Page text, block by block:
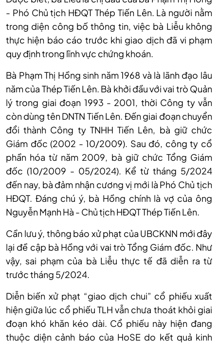
- Phó Chủ tịch HĐQT Thép Tiến Lên. Là người nằm
trong diện công bố thông tin, việc bà Liễu không
thực hiện báo cáo trước khi giao dịch đã vi phạm
quy định trong lĩnh vực chứng khoán.
Bà Phạm Thị Hồng sinh năm 1968 và là lãnh đạo lâu
năm của Thép Tiến Lên. Bà khởi đầu với vai trò Quản
lý trong giai đoạn 1993 - 2001, thời Công ty vẫn
còn dùng tên DNTN Tiến Lên. Đến giai đoạn chuyển
đổi thành Công ty TNHH Tiến Lên, bà giữ chức
Giám đốc (2002 - 10/2009). Sau đó, côngty cổ
phần hóa từ năm 2009, bà giữ chức Tổng Giám
đốc (10/2009 - 05/2024). Kể từ tháng 5/2024
đến nay, bà đảm nhận cương vị mới là Phó Chủ tịch
HĐQT. Đáng chú ý, bà Hồng chính là vợ của ông
Nguyễn Mạnh Hà - Chủ tịch HĐQT Thép Tiến Lên.
Cần lưu ý, thông báo xử phạt của UBCKNN mới đây
lại đề cập bà Hồng với vai trò Tổng Giám đốc. Như
vậy, sai phạm của bà Liễu thực tế đã diễn ra từ
trước tháng 5/2024.
Diễn biến xử phạt “giao dịch chui” cổ phiếu xuất
hiện giữa lúc cổ phiếu TLH vẫn chưa thoát khỏi giai
đoạn khó khăn kéo dài. Cổ phiếu này hiện đang
thuộc diện cảnh báo của HoSE do kết quả kinh